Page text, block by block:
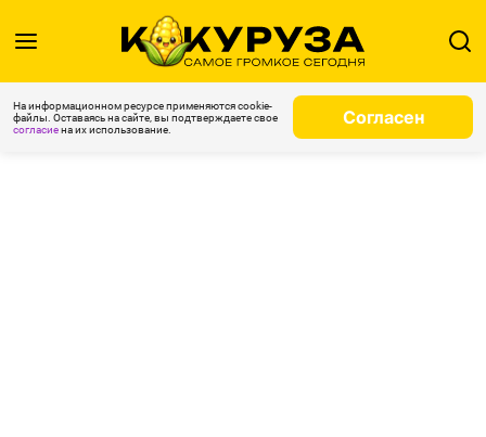
На информационном ресурсе применяются cookie-
файлы. Оставаясь на сайте, вы подтверждаете свое
согласиена их использование.
Согласен